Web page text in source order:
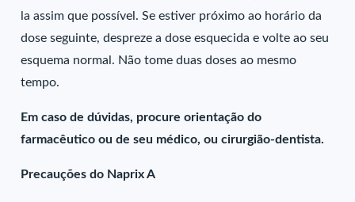
la assim que possível. Se estiver próximo ao horário da
dose seguinte, despreze a dose esquecida e volte ao seu
esquema normal. Não tome duas doses ao mesmo
tempo.
Em caso de dúvidas, procure orientação do
farmacêutico ou de seu médico, ou cirurgião-dentista.
Precauções do Naprix A